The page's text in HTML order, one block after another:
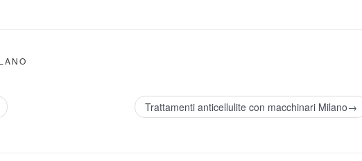
Trattamenti anticellulite con macchinari Milano→